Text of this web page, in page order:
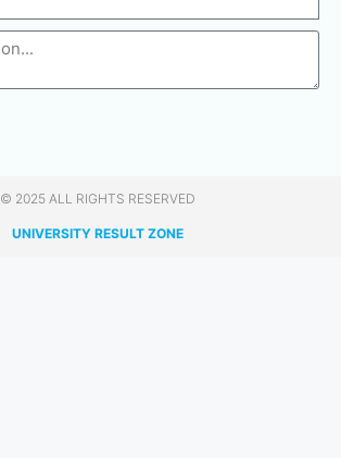
© 2025 ALL RIGHTS RESERVED​
UNIVERSITY RESULT ZONE